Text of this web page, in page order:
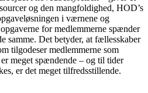
og den mangfoldighed, HOD’s
i værnene og
for medlemmerne spænder
samme. Det betyder, at fællesskaber
tilgodeser medlemmerne som
meget spændende – og til tider
er det meget tilfredsstillende.